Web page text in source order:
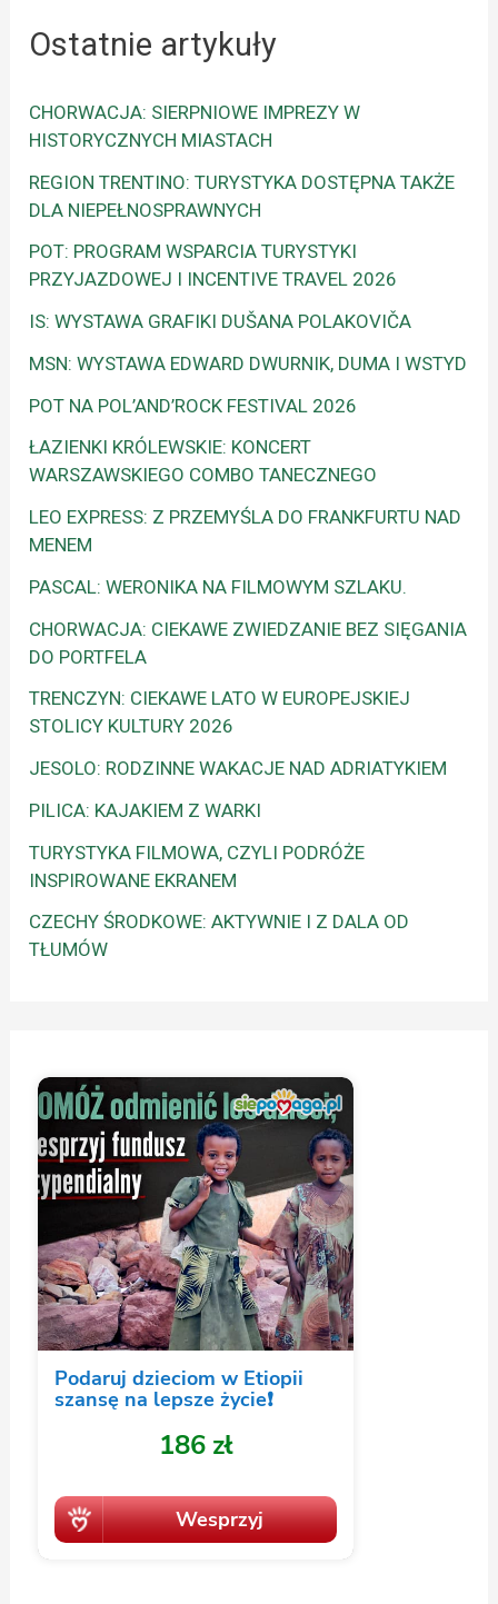
Ostatnie artykuły
CHORWACJA: SIERPNIOWE IMPREZY W
HISTORYCZNYCH MIASTACH
REGION TRENTINO: TURYSTYKA DOSTĘPNA TAKŻE
DLA NIEPEŁNOSPRAWNYCH
POT: PROGRAM WSPARCIA TURYSTYKI
PRZYJAZDOWEJ I INCENTIVE TRAVEL 2026
IS: WYSTAWA GRAFIKI DUŠANA POLAKOVIČA
MSN: WYSTAWA EDWARD DWURNIK, DUMA I WSTYD
POT NA POL’AND’ROCK FESTIVAL 2026
ŁAZIENKI KRÓLEWSKIE: KONCERT
WARSZAWSKIEGO COMBO TANECZNEGO
LEO EXPRESS: Z PRZEMYŚLA DO FRANKFURTU NAD
MENEM
PASCAL: WERONIKA NA FILMOWYM SZLAKU.
CHORWACJA: CIEKAWE ZWIEDZANIE BEZ SIĘGANIA
DO PORTFELA
TRENCZYN: CIEKAWE LATO W EUROPEJSKIEJ
STOLICY KULTURY 2026
JESOLO: RODZINNE WAKACJE NAD ADRIATYKIEM
PILICA: KAJAKIEM Z WARKI
TURYSTYKA FILMOWA, CZYLI PODRÓŻE
INSPIROWANE EKRANEM
CZECHY ŚRODKOWE: AKTYWNIE I Z DALA OD
TŁUMÓW